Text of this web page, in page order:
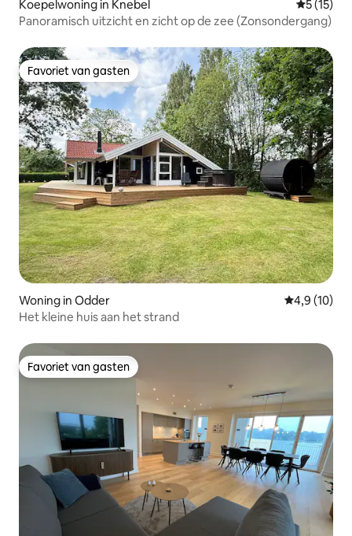
Koepelwoning in Knebel
5 (15)
Panoramisch uitzicht en zicht op de zee (Zonsondergang)
Favoriet van gasten
Favoriet van gasten
Woning in Odder
4,9 (10)
Het kleine huis aan het strand
Favoriet van gasten
Favoriet van gasten